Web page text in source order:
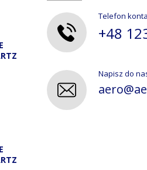
Telefon
+48
Napisz do